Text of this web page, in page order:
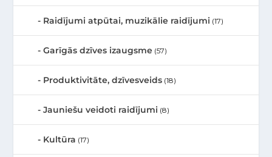
Raidījumi atpūtai, muzikālie raidījumi (17)
Garīgās dzīves izaugsme (57)
Produktivitāte, dzīvesveids (18)
Jauniešu veidoti raidījumi (8)
Kultūra (17)